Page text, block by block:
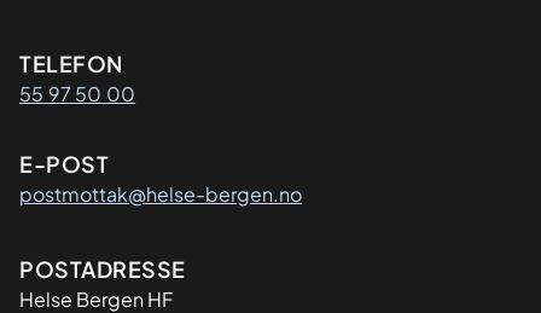
Kontaktinformasjon
TELEFON
55 97 50 00
E-POST
postmottak@helse-bergen.no
Adresse
POSTADRESSE
Helse Bergen HF